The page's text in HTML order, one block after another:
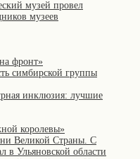
музей провел
музеев
фронт»
симбирской группы
инклюзия: лучшие
королевы»
Великой Страны. С
в Ульяновской области